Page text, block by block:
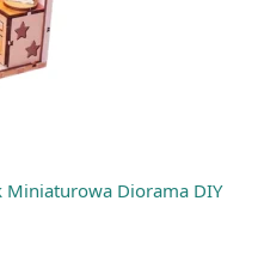
Miniaturowa Diorama DIY